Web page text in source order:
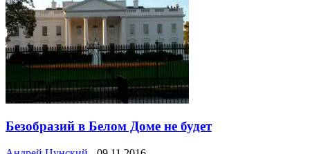
Безобразий в Белом Доме не будет